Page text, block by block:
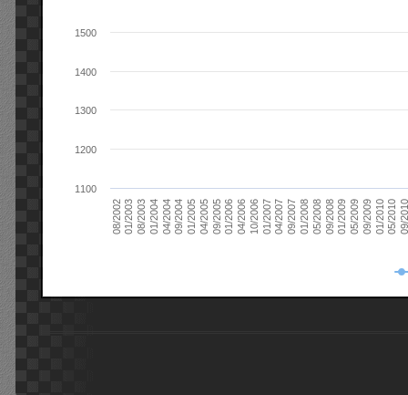
08/200201/200308/200301/200404/200409/200401/200504/200509/200501/200604/200610/200601/200704/200709/200701/200805/200809/200801/200905/200909/200901/201005/201009/
1100
1200
1300
1400
1500